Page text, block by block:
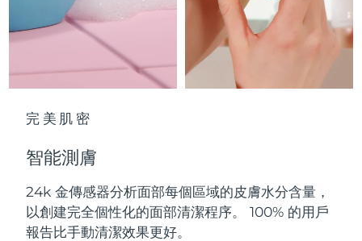
完美肌密
智能測膚
24k 金傳感器分析面部每個區域的皮膚水分含量，
以創建完全個性化的面部清潔程序。 100% 的用戶
報告比手動清潔效果更好。
立陶宛 預計送達日期 8/9/26
盧森堡 8/9/26
馬爾他
墨西哥 預計送達日期 8/13/26